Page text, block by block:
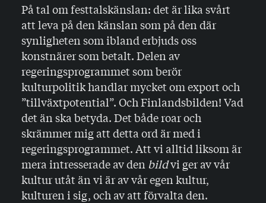
På tal om festtalskänslan: det är lika svårt
att leva på den känslan som på den där
synligheten som ibland erbjuds oss
konstnärer som betalt. Delen av
regeringsprogrammet som berör
kulturpolitik handlar mycket om export och
”tillväxtpotential”. Och Finlandsbilden! Vad
det än ska betyda. Det både roar och
skrämmer mig att detta ord är med i
regeringsprogrammet. Att vi alltid liksom är
mera intresserade av den bildvi ger av vår
kultur utåt än vi är av vår egen kultur,
kulturen i sig, och av att förvalta den.